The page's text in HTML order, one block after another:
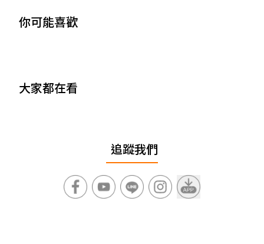
你可能喜歡
大家都在看
追蹤我們